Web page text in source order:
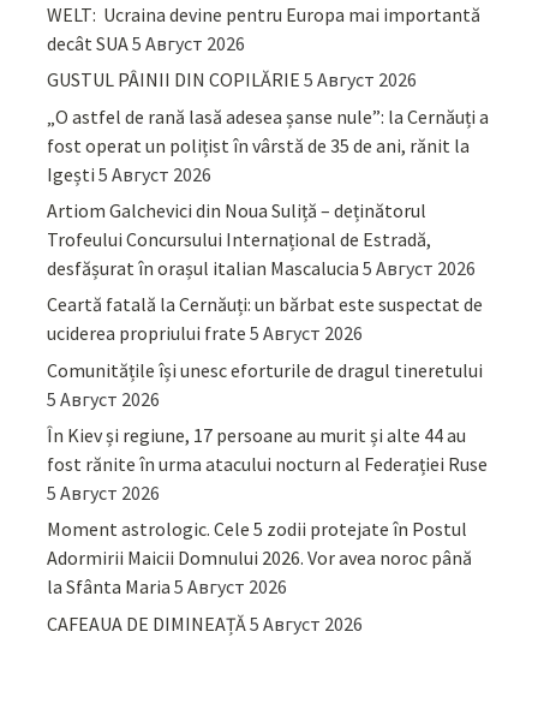
WELT: Ucraina devine pentru Europa mai importantă
decât SUA5 Август 2026
GUSTUL PÂINII DIN COPILĂRIE 5 Август 2026
„O astfel de rană lasă adesea șanse nule”: la Cernăuți a
fost operat un polițist în vârstă de 35 de ani, rănit la
Igești 5 Август 2026
Artiom Galchevici din Noua Suliță – deținătorul
Trofeului Concursului Internațional de Estradă,
desfășurat în orașul italian Mascalucia 5 Август 2026
Ceartă fatală la Cernăuți: un bărbat este suspectat de
uciderea propriului frate 5 Август 2026
Comunitățile își unesc eforturile de dragul tineretului
5 Август 2026
În Kiev și regiune, 17 persoane au murit și alte 44 au
fost rănite în urma atacului nocturn al Federației Ruse
5 Август 2026
Moment astrologic. Cele 5 zodii protejate în Postul
Adormirii Maicii Domnului 2026. Vor avea noroc până
la Sfânta Maria 5 Август 2026
CAFEAUA DE DIMINEAȚĂ5 Август 2026